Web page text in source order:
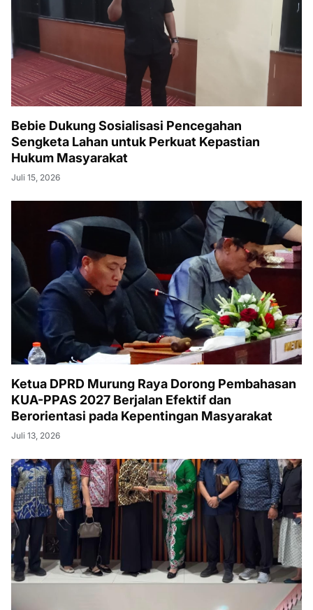
Bebie Dukung Sosialisasi Pencegahan
Sengketa Lahan untuk Perkuat Kepastian
Hukum Masyarakat
Juli 15, 2026
Ketua DPRD Murung Raya Dorong Pembahasan
KUA-PPAS 2027 Berjalan Efektif dan
Berorientasi pada Kepentingan Masyarakat
Juli 13, 2026